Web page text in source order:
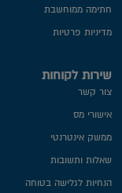
חתימה ממוחשבת
מדיניות פרטיות​
שירות לקוחות
צור קשר
אישורי מס
ממשק אינטרנטי
שאלות ותשובות
הנחיות לגלישה בטוחה